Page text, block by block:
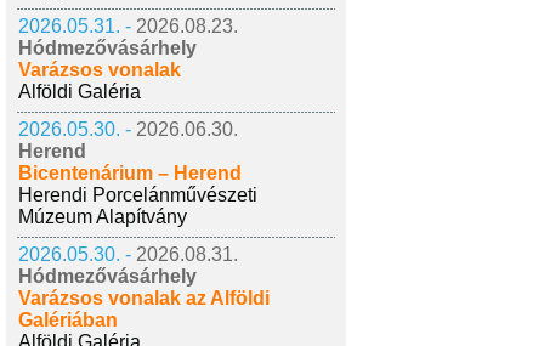
2026.05.31. - 2026.08.23.
Hódmezővásárhely
Varázsos vonalak
Alföldi Galéria
2026.05.30. - 2026.06.30.
Herend
Bicentenárium – Herend
Herendi Porcelánművészeti
Múzeum Alapítvány
2026.05.30. - 2026.08.31.
Hódmezővásárhely
Varázsos vonalak az Alföldi
Galériában
Alföldi Galéria